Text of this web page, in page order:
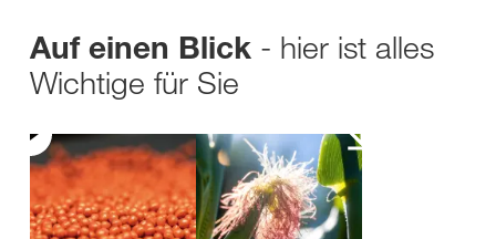
Auf einen Blick - hier ist alles
Wichtige für Sie